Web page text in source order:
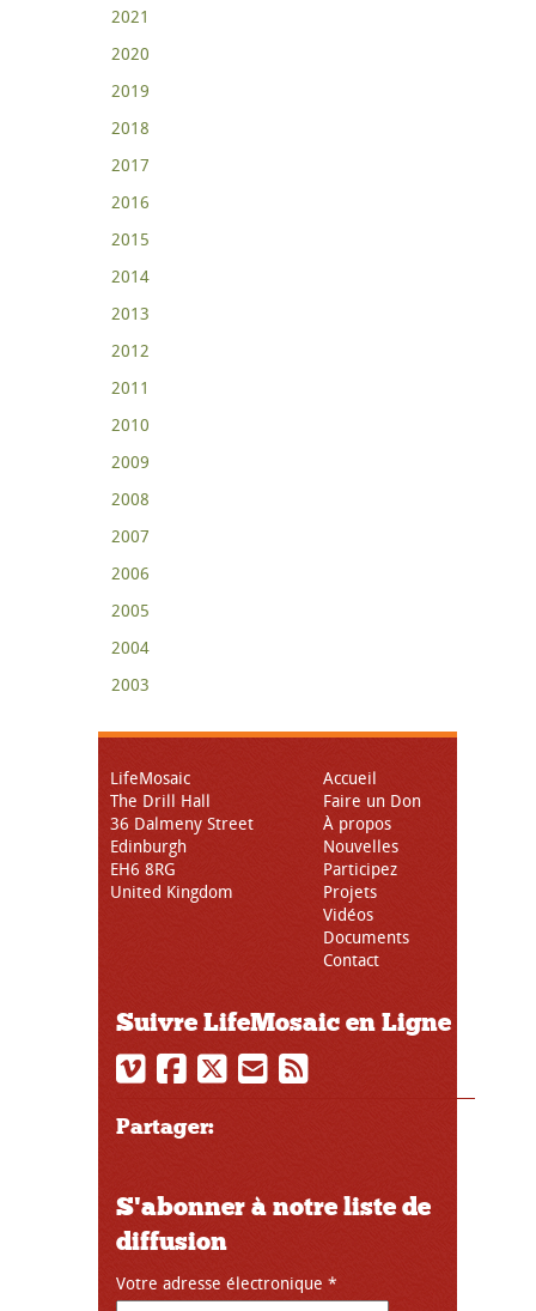
2021
2020
2019
2018
2017
2016
2015
2014
2013
2012
2011
2010
2009
2008
2007
2006
2005
2004
2003
LifeMosaic
The Drill Hall
36 Dalmeny Street
Edinburgh
EH6 8RG
United Kingdom
Accueil
Faire un Don
À propos
Nouvelles
Participez
Projets
Vidéos
Documents
Contact
Suivre LifeMosaic en Ligne
Partager:
S'abonner à notre liste de
diffusion
Votre adresse électronique *